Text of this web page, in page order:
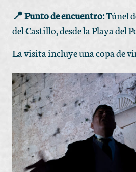
📍 Punto de encuentro:Túnel
del Castillo, desde la Playa del
La visita incluye una copa de